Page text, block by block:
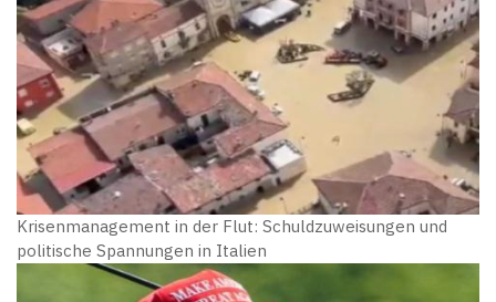
Krisenmanagement in der Flut: Schuldzuweisungen und
politische Spannungen in Italien